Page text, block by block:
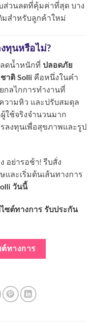
ส่วนลดที่คุ้มค่าที่สุด บาง
มสำหรับลูกค้าใหม่
ทุนหรือไม่?
ดน้ำหนักที่ ปลอดภัย
าติ Solli คือหนึ่งในคำ
กลไกการทำงานที่
วามหิว และปรับสมดุล
ใช้จริงจำนวนมาก
ลงทุนเพื่อสุขภาพและรูป
อย่ารอช้า! รีบสั่ง
และเริ่มต้นเส้นทางการ
วันนี้
ซต์ทางการ รับประกัน
ต์ทางการ